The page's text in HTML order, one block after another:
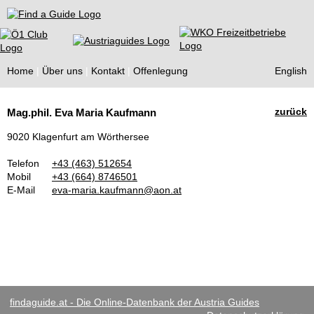
Find a Guide
Home Über uns Kontakt Offenlegung English
Guides
zurück
Mag.phil. Eva Maria Kaufmann
9020 Klagenfurt am Wörthersee
Telefon
+43 (463) 512654
Mobil
+43 (664) 8746501
E-Mail
eva-maria.kaufmann@aon.at
findaguide.at - Die Online-Datenbank der Austria Guides